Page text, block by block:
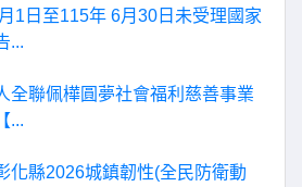
1日至115年 6月30日未受理國家
...
全聯佩樺圓夢社會福利慈善事業
...
化縣2026城鎮韌性(全民防衛動